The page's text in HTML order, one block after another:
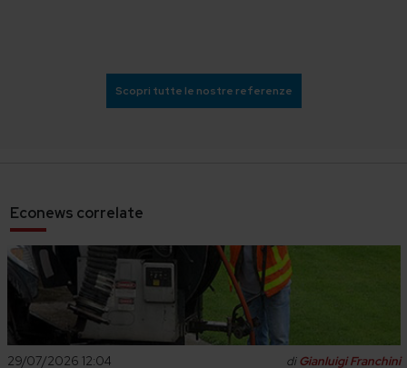
Scopri tutte le nostre referenze
Econews correlate
29/07/2026 12:04 diGianluigi Franchini